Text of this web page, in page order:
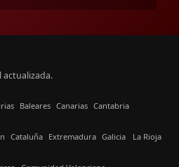
actualizada.
Baleares Canarias Cantabria
Cataluña Extremadura Galicia La Rioja